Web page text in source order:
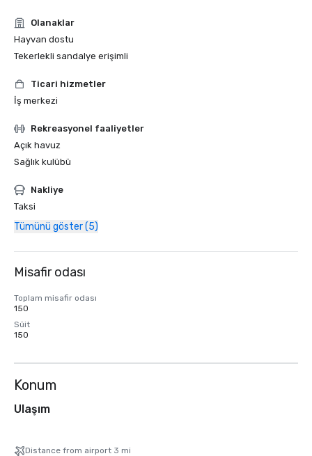
Olanaklar
Hayvan dostu
Tekerlekli sandalye erişimli
Ticari hizmetler
İş merkezi
Rekreasyonel faaliyetler
Açık havuz
Sağlık kulübü
Nakliye
Taksi
Tümünü göster (5)
Misafir odası
Toplam misafir odası
150
Süit
150
Konum
Ulaşım
Distance from airport 3 mi